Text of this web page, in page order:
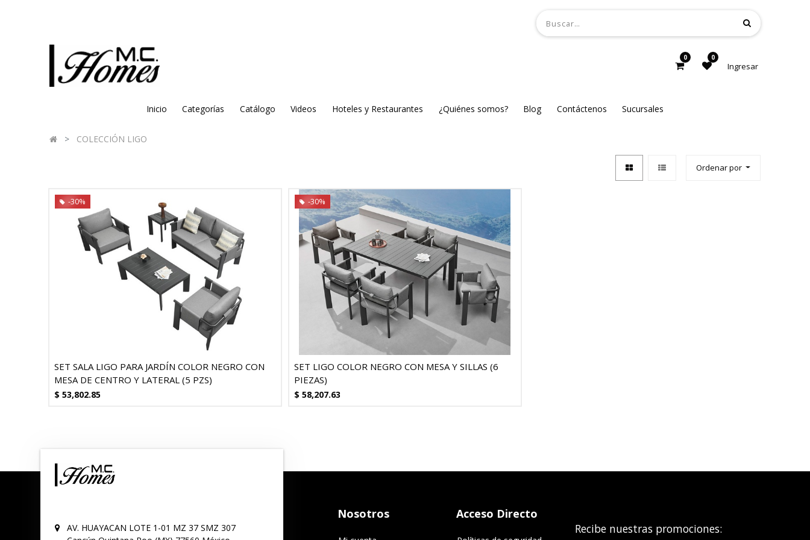
0 0
Ingresar
Inicio Categorías Catálogo Videos Hoteles y Restaurantes ¿Quiénes somos? Blog Contáctenos Sucursales
COLECCIÓN LIGO
Ordenar por
-30%
SET SALA LIGO PARA JARDÍN COLOR NEGRO CON
MESA DE CENTRO Y LATERAL (5 PZS)
$ 53,802.85
-30%
SET LIGO COLOR NEGRO CON MESA Y SILLAS (6
PIEZAS)
$ 58,207.63
AV. HUAYACAN LOTE 1-01 MZ 37 SMZ 307
Nosotros Acceso Directo
Recibe nuestras promociones: